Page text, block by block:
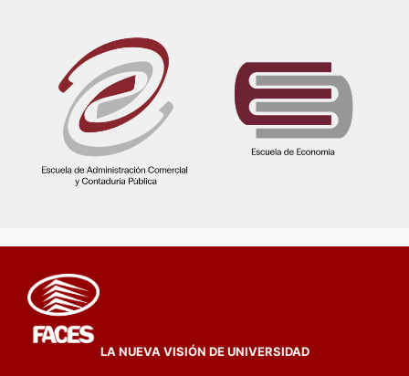
LA NUEVA VISIÓN DE UNIVERSIDAD